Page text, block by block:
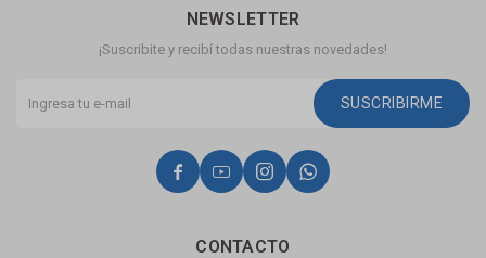
CONTACTO
NEWSLETTER
¡Suscribite y recibí todas nuestras novedades!
SUSCRIBIRME
   